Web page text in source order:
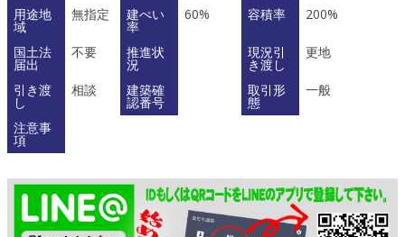
用途地
域
無指定 建ぺい
率
60% 容積率 200%
国土法
届出
不要 推進状
況
現況引
き渡し
更地
引き渡
し
相談 建築確
認番号
取引形
態
一般
注意事
項